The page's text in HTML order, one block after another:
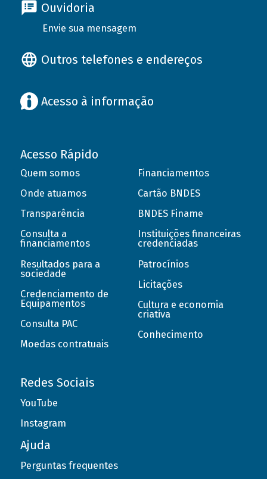
Ouvidoria
Envie sua mensagem
Outros telefones e endereços
Acesso à informação
Acesso Rápido
Quem somos
Onde atuamos
Transparência
Consulta a
financiamentos
Resultados para a
sociedade
Credenciamento de
Equipamentos
Consulta PAC
Moedas contratuais
Financiamentos
Cartão BNDES
BNDES Finame
Instituições financeiras
credenciadas
Patrocínios
Licitações
Cultura e economia
criativa
Conhecimento
Redes Sociais
YouTube
Instagram
Ajuda
Perguntas frequentes